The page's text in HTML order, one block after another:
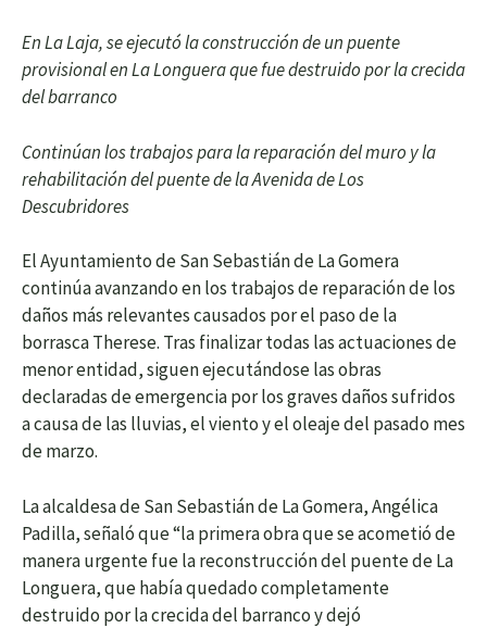
En La Laja, se ejecutó la construcción de un puente
provisional en La Longuera que fue destruido por la crecida
del barranco
Continúan los trabajos para la reparación del muro y la
rehabilitación del puente de la Avenida de Los
Descubridores
El Ayuntamiento de San Sebastián de La Gomera
continúa avanzando en los trabajos de reparación de los
daños más relevantes causados por el paso de la
borrasca Therese. Tras finalizar todas las actuaciones de
menor entidad, siguen ejecutándose las obras
declaradas de emergencia por los graves daños sufridos
a causa de las lluvias, el viento y el oleaje del pasado mes
de marzo.
La alcaldesa de San Sebastián de La Gomera, Angélica
Padilla, señaló que “la primera obra que se acometió de
manera urgente fue la reconstrucción del puente de La
Longuera, que había quedado completamente
destruido por la crecida del barranco y dejó